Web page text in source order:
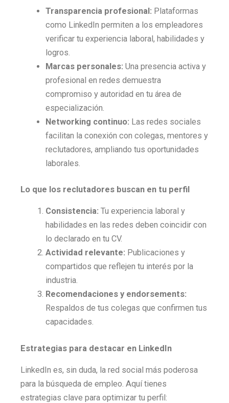
Transparencia profesional: Plataformas
como LinkedIn permiten a los empleadores
verificar tu experiencia laboral, habilidades y
logros.
Marcas personales: Una presencia activa y
profesional en redes demuestra
compromiso y autoridad en tu área de
especialización.
Networking continuo: Las redes sociales
facilitan la conexión con colegas, mentores y
reclutadores, ampliando tus oportunidades
laborales.
Lo que los reclutadores buscan en tu perfil
Consistencia: Tu experiencia laboral y
habilidades en las redes deben coincidir con
lo declarado en tu CV.
Actividad relevante: Publicaciones y
compartidos que reflejen tu interés por la
industria.
Recomendaciones y endorsements:
Respaldos de tus colegas que confirmen tus
capacidades.
Estrategias para destacar en LinkedIn
LinkedIn es, sin duda, la red social más poderosa
para la búsqueda de empleo. Aquí tienes
estrategias clave para optimizar tu perfil: